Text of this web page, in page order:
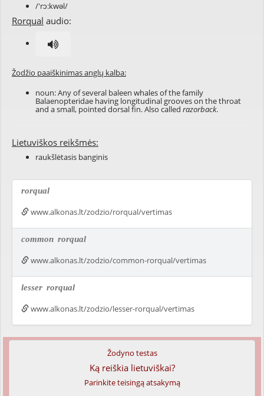
/'rɔ:kwəl/
Rorqual audio:
Žodžio paaiškinimas anglų kalba:
noun: Any of several baleen whales of the family
Balaenopteridae having longitudinal grooves on the throat
and a small, pointed dorsal fin. Also called razorback.
Lietuviškos reikšmės:
raukšlėtasis banginis
rorqual
www.alkonas.lt/zodzio/rorqual/vertimas
common rorqual
www.alkonas.lt/zodzio/common-rorqual/vertimas
lesser rorqual
www.alkonas.lt/zodzio/lesser-rorqual/vertimas
Žodyno testas
Ką reiškia lietuviškai?
Parinkite teisingą atsakymą